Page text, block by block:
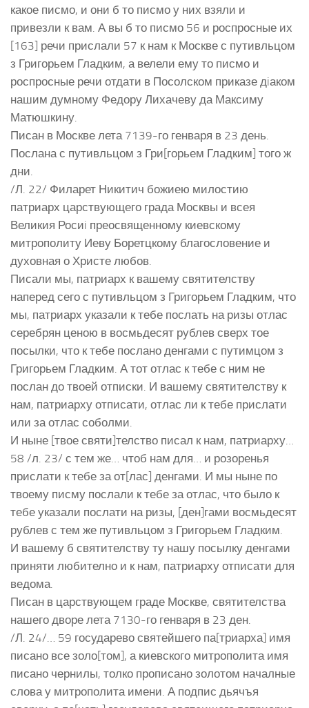
какое писмо, и они б то писмо у них взяли и
привезли к вам. А вы б то писмо 56 и роспросные их
[163] речи прислали 57 к нам к Москве с путивльцом
з Григорьем Гладким, а велели ему то писмо и
роспросные речи отдати в Посолском приказе дiаком
нашим думному Федору Лихачеву да Максиму
Матюшкину.
Писан в Москве лета 7139-го генваря в 23 день.
Послана с путивльцом з Гри[горьем Гладким] того ж
дни.
/Л. 22/ Филарет Никитич божиею милостию
патриарх царствующего града Москвы и всея
Великия Росиi преосвященному киевскому
митрополиту Иеву Боретцкому благословение и
духовная о Христе любов.
Писали мы, патриарх к вашему святителству
наперед сего с путивльцом з Григорьем Гладким, что
мы, патриарх указали к тебе послать на ризы отлас
серебрян ценою в восмьдесят рублев сверх тое
посылки, что к тебе послано денгами с путимцом з
Григорьем Гладким. А тот отлас к тебе с ним не
послан до твоей отписки. И вашему святителству к
нам, патриарху отписати, отлас ли к тебе прислати
или за отлас соболми.
И ныне [твое святи]телство писал к нам, патриарху…
58 /л. 23/ с тем же… чтоб нам для… и розоренья
прислати к тебе за от[лас] денгами. И мы ныне по
твоему писму послали к тебе за отлас, что было к
тебе указали послати на ризы, [ден]гами восмьдесят
рублев с тем же путивльцом з Григорьем Гладким.
И вашему б святителству ту нашу посылку денгами
приняти любително и к нам, патриарху отписати для
ведома.
Писан в царствующем граде Москве, святителства
нашего дворе лета 7130-го генваря в 23 ден.
/Л. 24/… 59 государево святейшего па[триарха] имя
писано все золо[том], а киевского митрополита имя
писано чернилы, толко прописано золотом началные
слова у митрополита имени. А подпис дьячъя